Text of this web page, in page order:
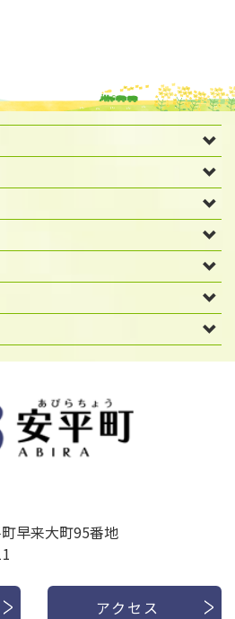
早来大町95番地
アクセス